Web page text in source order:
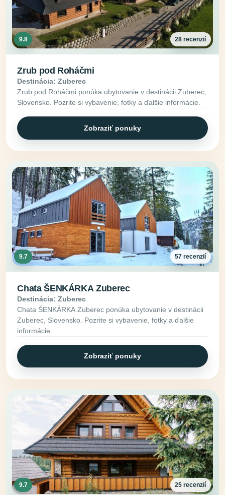
9.8 28 recenzií
Zrub pod Roháčmi
Destinácia: Zuberec
Zrub pod Roháčmi ponúka ubytovanie v destinácii Zuberec,
Slovensko. Pozrite si vybavenie, fotky a ďalšie informácie.
Zobraziť ponuky
9.7 57 recenzií
Chata ŠENKÁRKA Zuberec
Destinácia: Zuberec
Chata ŠENKÁRKA Zuberec ponúka ubytovanie v destinácii
Zuberec, Slovensko. Pozrite si vybavenie, fotky a ďalšie
informácie.
Zobraziť ponuky
9.7 25 recenzií